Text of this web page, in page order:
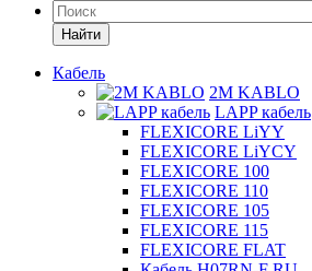
Найти
Кабель
2M KABLO
LAPP кабель
FLEXICORE LiYY
FLEXICORE LiYCY
FLEXICORE 100
FLEXICORE 110
FLEXICORE 105
FLEXICORE 115
FLEXICORE FLAT